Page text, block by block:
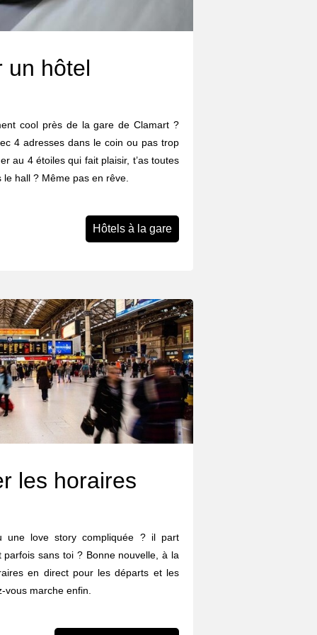
un hôtel
cool près de la gare de Clamart ?
4 adresses dans le coin ou pas trop
au 4 étoiles qui fait plaisir, t’as toutes
le hall ? Même pas en rêve.
Hôtels à la gare
les horaires
une love story compliquée ? il part
sans toi ? Bonne nouvelle, à la
en direct pour les départs et les
vous marche enfin.